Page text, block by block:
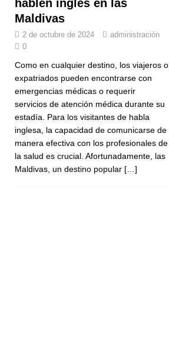
estatus de
HOTELES Y
COMPLEJO
S
TURÍSTICOS
DE 5
hablen inglés en las
Maldivas
2 de octubre de 2024
administración
0
Como en cualquier destino, los viajeros o
expatriados pueden encontrarse con
emergencias médicas o requerir
servicios de atención médica durante su
estadía. Para los visitantes de habla
inglesa, la capacidad de comunicarse de
manera efectiva con los profesionales de
la salud es crucial. Afortunadamente, las
Maldivas, un destino popular […]